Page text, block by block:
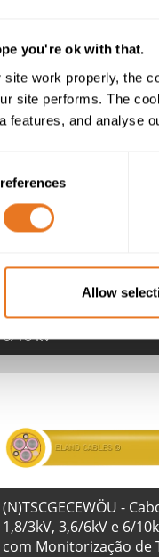
you're ok with that.
work properly, the
site performs. The
features, and analyse
Allow
(N)TSCGECECWÖU -
(N)TSCGECEWÖU -
6/10 kV
(N)TSCGECEWÖU -
1,8/3kV, 3,6/6kV e 6/
com Monitorização de